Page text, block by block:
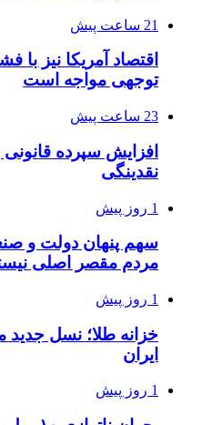
21 ساعت پیش
اقتصاد آمریکا نیز
توجهی مواجه است
23 ساعت پیش
افزایش سپرده قانونی
نقدینگی
1 روز پیش
سهم پنهان دولت و
مردم مقصر اصلی
1 روز پیش
خزانه طلا؛ نسل
ایران
1 روز پیش